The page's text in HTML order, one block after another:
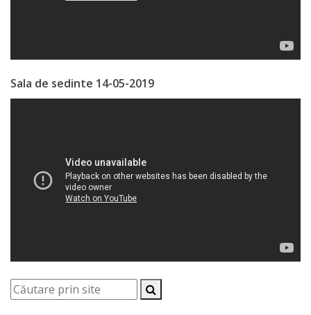
Proiecte
de
Deciziile
Consiliului
tineret
Sala de sedinte 14-05-2019